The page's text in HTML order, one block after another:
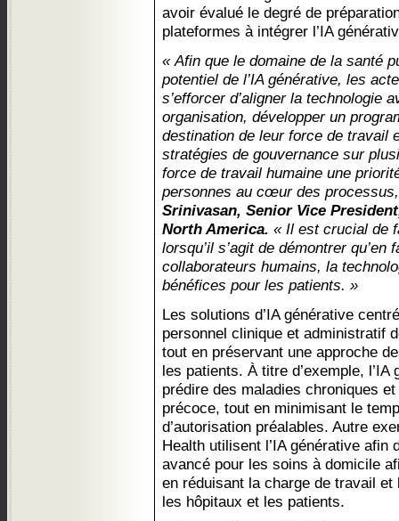
avoir évalué le degré de
plateformes à intégrer l’IA
« Afin que le domaine de la santé
potentiel de l’IA générative, les
s’efforcer d’aligner la technologie
organisation, développer un
destination de leur force de travail
stratégies de gouvernance sur
force de travail humaine une
personnes au cœur des
Srinivasan, Senior Vice
North America. « Il est crucial de
lorsqu’il s’agit de démontrer
collaborateurs humains, la
bénéfices pour les patients. »
Les solutions d’IA générative
personnel clinique et administratif
tout en préservant une approche
les patients. À titre d’exemple,
prédire des maladies chroniques
précoce, tout en minimisant le
d’autorisation préalables. Autre
Health utilisent l’IA générative afin
avancé pour les soins à domicile
en réduisant la charge de travail
les hôpitaux et les patients.